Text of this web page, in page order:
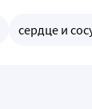
сердце и